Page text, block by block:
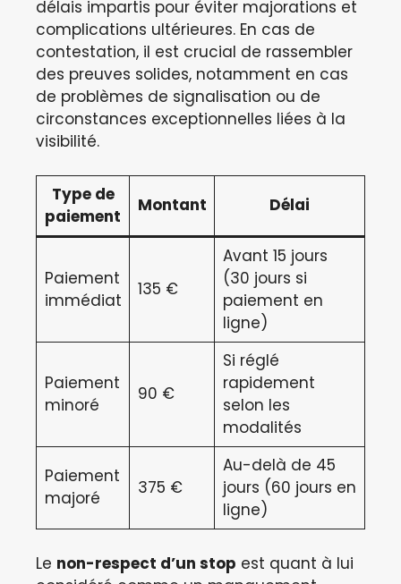
délais impartis pour éviter majorations et
complications ultérieures. En cas de
contestation, il est crucial de rassembler
des preuves solides, notamment en cas
de problèmes de signalisation ou de
circonstances exceptionnelles liées à la
visibilité.
Type de
paiement
Montant Délai
Paiement
immédiat
135 €
Avant 15 jours
(30 jours si
paiement en
ligne)
Paiement
minoré
90 €
Si réglé
rapidement
selon les
modalités
Paiement
majoré
375 €
Au-delà de 45
jours (60 jours en
ligne)
Le non-respect d’un stop est quant à lui